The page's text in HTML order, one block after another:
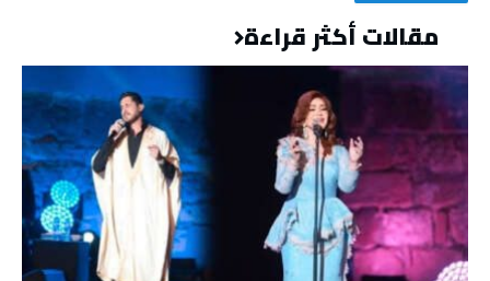
مقالات أكثر قراءة